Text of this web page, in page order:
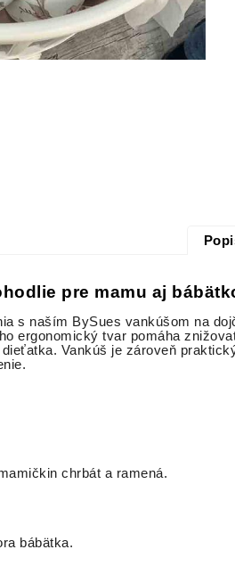
pre mamu aj
s naším BySues vankúšom na
ergonomický tvar pomáha
Vankúš je zároveň
chrbát a ramená.
bábätka.